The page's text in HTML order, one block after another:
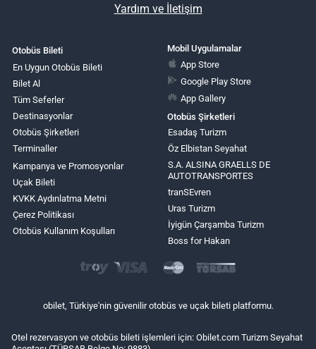
Yardım ve İletişim
Otobüs Bileti
En Uygun Otobüs Bileti
Bilet Al
Tüm Seferler
Destinasyonlar
Otobüs Şirketleri
Terminaller
Kampanya ve Promosyonlar
Uçak Bileti
KVKK Aydınlatma Metni
Çerez Politikası
Otobüs Kullanım Koşulları
Mobil Uygulamalar
App Store
Google Play Store
App Gallery
Otobüs Şirketleri
Esadaş Turizm
Öz Elbistan Seyahat
S.A. ALSINA GRAELLS DE
AUTOTRANSPORTES
tranSEvren
Uras Turizm
İyigün Çarşamba Turizm
Boss for Hakan
obilet, Türkiye'nin güvenilir otobüs ve uçak bileti platformu.
Otel rezervasyon ve otobüs bileti işlemleri için: Obilet.com Turizm Seyahat